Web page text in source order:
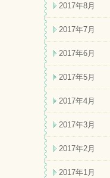
2017年8月
2017年7月
2017年6月
2017年5月
2017年4月
2017年3月
2017年2月
2017年1月